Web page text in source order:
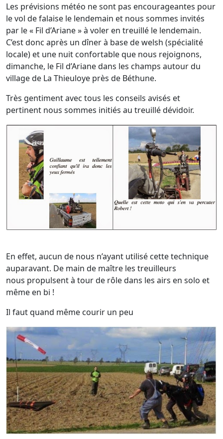
Les prévisions météo ne sont pas encourageantes pour
le vol de falaise le lendemain et nous sommes invités
par le « Fil d’Ariane » à voler en treuillé le lendemain.
C’est donc après un dîner à base de welsh (spécialité
locale) et une nuit confortable que nous rejoignons,
dimanche, le Fil d’Ariane dans les champs autour du
village de La Thieuloye près de Béthune.
Très gentiment avec tous les conseils avisés et
pertinent nous sommes initiés au treuillé dévidoir.
En effet, aucun de nous n’ayant utilisé cette technique
auparavant. De main de maître les treuilleurs
nous propulsent à tour de rôle dans les airs en solo et
même en bi !
Il faut quand même courir un peu